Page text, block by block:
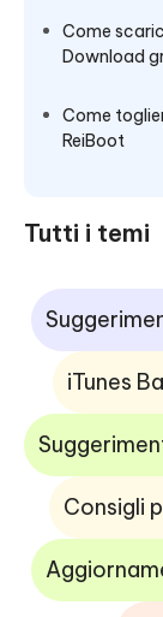
Come
Download
Come
ReiBoot
Tutti i temi
iTunes
Consigli